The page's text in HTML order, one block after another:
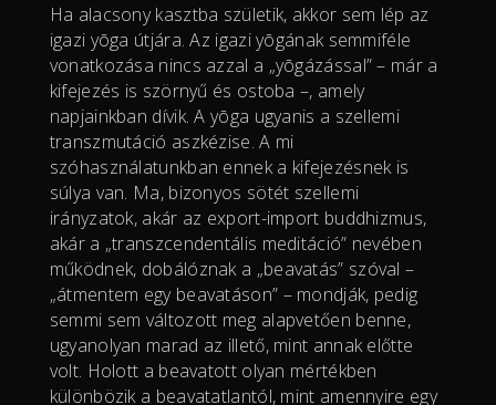
Ha alacsony kasztba születik, akkor sem lép az
igazi yōga útjára. Az igazi yōgának semmiféle
vonatkozása nincs azzal a „yōgázással” – már a
kifejezés is szörnyű és ostoba –, amely
napjainkban dívik. A yōga ugyanis a szellemi
transzmutáció aszkézise. A mi
szóhasználatunkban ennek a kifejezésnek is
súlya van. Ma, bizonyos sötét szellemi
irányzatok, akár az export-import buddhizmus,
akár a „transzcendentális meditáció” nevében
működnek, dobálóznak a „beavatás” szóval –
„átmentem egy beavatáson” – mondják, pedig
semmi sem változott meg alapvetően benne,
ugyanolyan marad az illető, mint annak előtte
volt. Holott a beavatott olyan mértékben
különbözik a beavatatlantól, mint amennyire egy